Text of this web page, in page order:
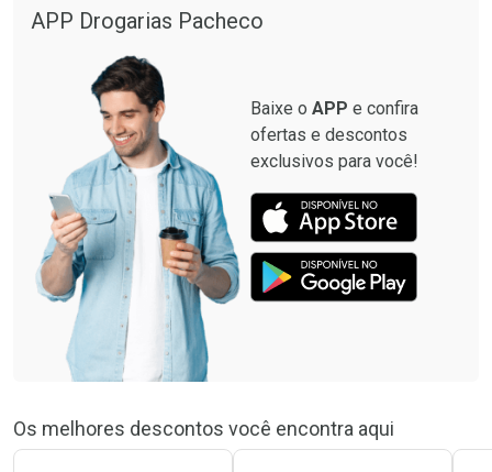
APP Drogarias Pacheco
Baixe o APP e confira
ofertas e descontos
exclusivos para você!
Os melhores descontos você encontra aqui